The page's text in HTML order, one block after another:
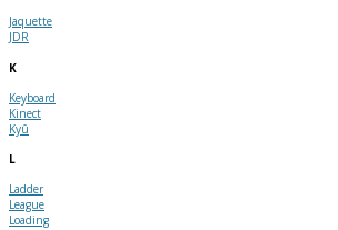
Jaquette
JDR
K
Keyboard
Kinect
Kyû
L
Ladder
League
Loading